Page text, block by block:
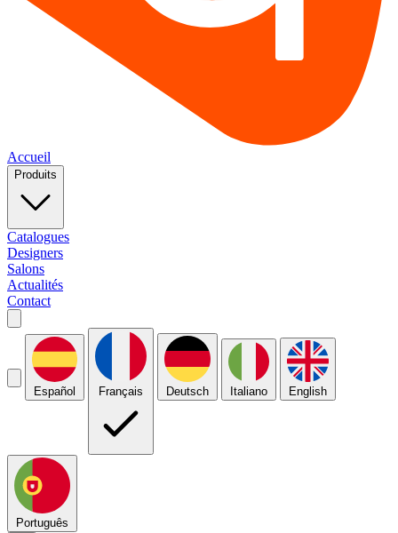
Accueil
Produits
Catalogues
Designers
Salons
Actualités
Contact
Español Français Deutsch Italiano English
Português